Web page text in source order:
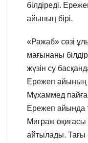
білдіреді.
айының бірі.
«Ражаб» сөзі
мағынаны
жүзін су
Ережеп айының
Мұхаммед
Ережеп айында
Миғраж оқиғасы
айтылады. Тағы